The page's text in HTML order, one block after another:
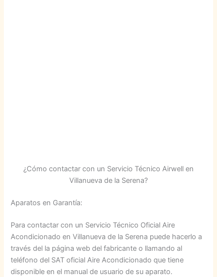
¿Cómo contactar con un Servicio Técnico Airwell en
Villanueva de la Serena?
Aparatos en Garantía:
Para contactar con un Servicio Técnico Oficial Aire
Acondicionado en Villanueva de la Serena puede hacerlo a
través del la página web del fabricante o llamando al
teléfono del SAT oficial Aire Acondicionado que tiene
disponible en el manual de usuario de su aparato.